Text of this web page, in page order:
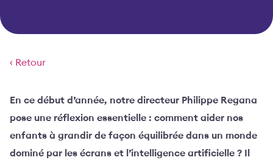
‹ Retour
En ce début d’année, notre directeur Philippe Regana
pose une réflexion essentielle : comment aider nos
enfants à grandir de façon équilibrée dans un monde
dominé par les écrans et l’intelligence artificielle ? Il